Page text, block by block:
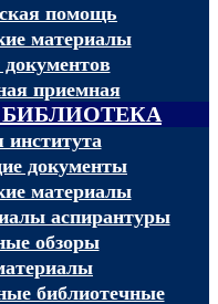
помощь
материалы
приемная
института
документы
материалы
аспирантуры
обзоры
библиотечные